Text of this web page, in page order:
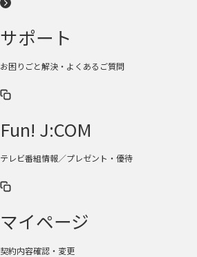
サポート
お困りごと解決・よくあるご質問
Fun! J:COM
テレビ番組情報／プレゼント・優待
マイページ
契約内容確認・変更